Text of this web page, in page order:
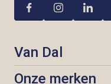
Van Dal
Onze merken